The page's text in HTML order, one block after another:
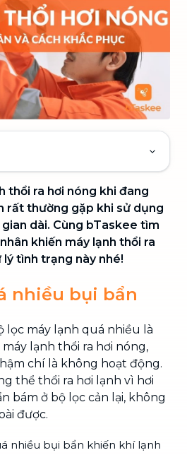
thổi ra hơi nóng khi đang
rất thường gặp khi sử dụng
dài. Cùng bTaskee tìm
khiến máy lạnh thổi ra
lý tình trạng này nhé!
nhiều bụi bẩn
lọc máy lạnh quá nhiều là
lạnh thổi ra hơi nóng,
chí là không hoạt động.
thể thổi ra hơi lạnh vì hơi
bám ở bộ lọc cản lại, không
được.